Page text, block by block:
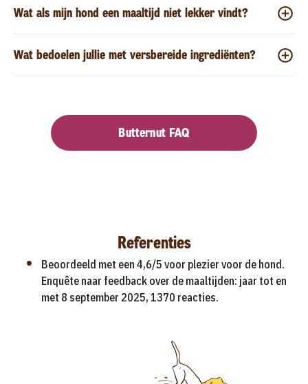
Wat als mijn hond een maaltijd niet lekker vindt?
Wat bedoelen jullie met versbereide ingrediënten?
Butternut FAQ
Referenties
Beoordeeld met een 4,6/5 voor plezier voor de hond.
Enquête naar feedback over de maaltijden: jaar tot en
met 8 september 2025, 1370 reacties.